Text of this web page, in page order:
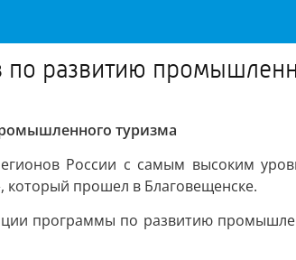
по развитию
туризма
России с самым высоким
прошел в Благовещенске.
программы по развитию